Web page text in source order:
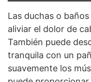
Las duchas o
aliviar el dolor de
También puede
tranquila con un
suavemente los